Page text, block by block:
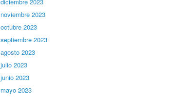
noviembre 2023
octubre 2023
septiembre 2023
agosto 2023
julio 2023
junio 2023
mayo 2023